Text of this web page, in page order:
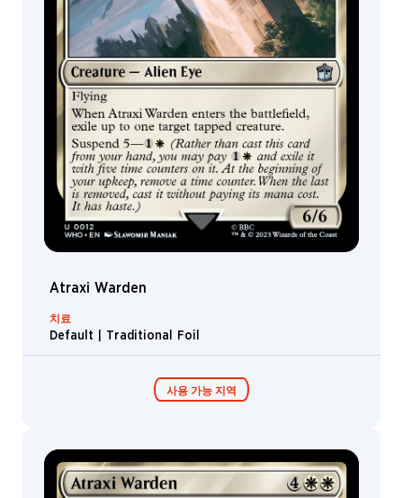
Atraxi Warden
치료
Default | Traditional Foil
사용 가능 지역
Timey-Wimey
콜렉터 부스터 /
디스플레이
커맨더 덱